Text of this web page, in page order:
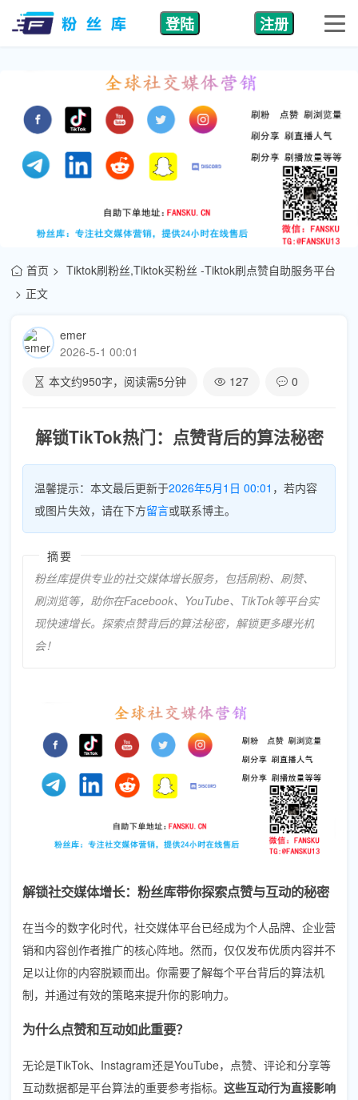
登陆 注册
首页
Tiktok刷粉丝,Tiktok买粉丝 -Tiktok刷点赞自助服务平台
正文
emer
2026-5-1 00:01
本文约950字，阅读需5分钟 127 0
解锁TikTok热门：点赞背后的算法秘密
温馨提示：本文最后更新于2026年5月1日 00:01 ，若内容
或图片失效，请在下方留言或联系博主。
摘要
粉丝库提供专业的社交媒体增长服务，包括刷粉、刷赞、
刷浏览等，助你在Facebook、YouTube、TikTok等平台实
现快速增长。探索点赞背后的算法秘密，解锁更多曝光机
会！
解锁社交媒体增长：粉丝库带你探索点赞与互动的秘密
在当今的数字化时代，社交媒体平台已经成为个人品牌、企业营
销和内容创作者推广的核心阵地。然而，仅仅发布优质内容并不
足以让你的内容脱颖而出。你需要了解每个平台背后的算法机
制，并通过有效的策略来提升你的影响力。
为什么点赞和互动如此重要？
无论是TikTok、Instagram还是YouTube，点赞、评论和分享等
互动数据都是平台算法的重要参考指标。 这些互动行为直接影响